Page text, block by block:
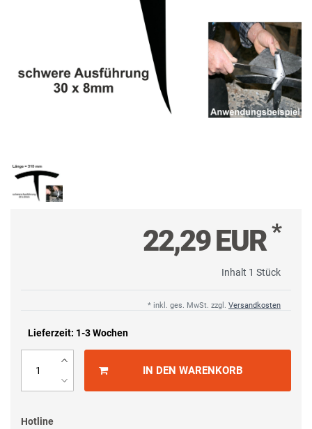
22,29 EUR*
Inhalt 1 Stück
* inkl. ges. MwSt. zzgl. Versandkosten
Lieferzeit: 1-3 Wochen
IN DEN WARENKORB
Hotline